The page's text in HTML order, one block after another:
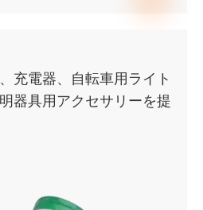
充電器、自転車用ライト
器具用アクセサリーを提